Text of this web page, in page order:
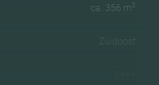
ca. 356 m3
Zuidoost